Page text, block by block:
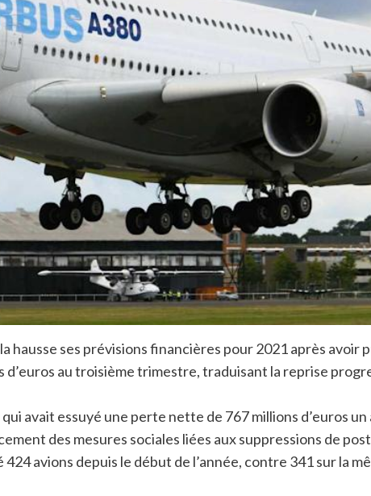
hausse ses prévisions financières pour 2021 après avoir
d’euros au troisième trimestre, traduisant la reprise
avait essuyé une perte nette de 767 millions d’euros un
des mesures sociales liées aux suppressions de
424 avions depuis le début de l’année, contre 341 sur la